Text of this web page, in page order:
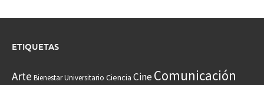
ETIQUETAS
Arte Bienestar Universitario Ciencia CineComunicación